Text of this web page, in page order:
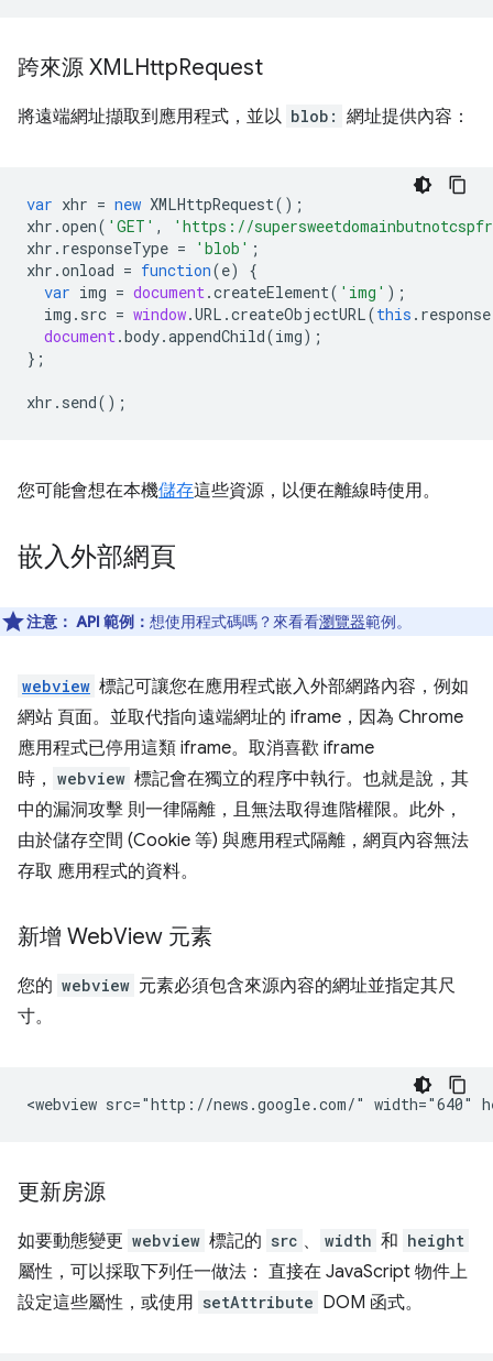
跨來源 XMLHttpRequest
將遠端網址擷取到應用程式，並以 blob: 網址提供內容：
var xhr = new XMLHttpRequest();
xhr .open( 'GET' ,
'https://
xhr . responseType = 'blob' ;
xhr .onload = function(e)
{
var img = document.createElement( 'img' );
img . src = window.URL .createObjectURL(this . response
document.body.appendChild(img);
};
xhr . send();
您可能會想在本機儲存這些資源，以便在離線時使用。
嵌入外部網頁
注意： API 範例： 想使用程式碼嗎？來看看瀏覽器範例。
webview 標記可讓您在應用程式嵌入外部網路內容，例如
網站 頁面。並取代指向遠端網址的 iframe，因為 Chrome
應用程式已停用這類 iframe。取消喜歡 iframe
時， webview 標記會在獨立的程序中執行。也就是說，其
中的漏洞攻擊 則一律隔離，且無法取得進階權限。此外，
由於儲存空間 (Cookie 等) 與應用程式隔離，網頁內容無法
存取 應用程式的資料。
新增 WebView 元素
您的 webview 元素必須包含來源內容的網址並指定其尺
寸。
更新房源
如要動態變更 webview 標記的 src 、 width 和 height
屬性，可以採取下列任一做法： 直接在 JavaScript 物件上
設定這些屬性，或使用 setAttribute DOM 函式。